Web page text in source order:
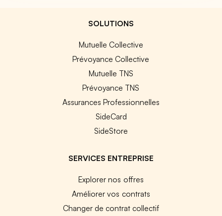
SOLUTIONS
Mutuelle Collective
Prévoyance Collective
Mutuelle TNS
Prévoyance TNS
Assurances Professionnelles
SideCard
SideStore
SERVICES ENTREPRISE
Explorer nos offres
Améliorer vos contrats
Changer de contrat collectif